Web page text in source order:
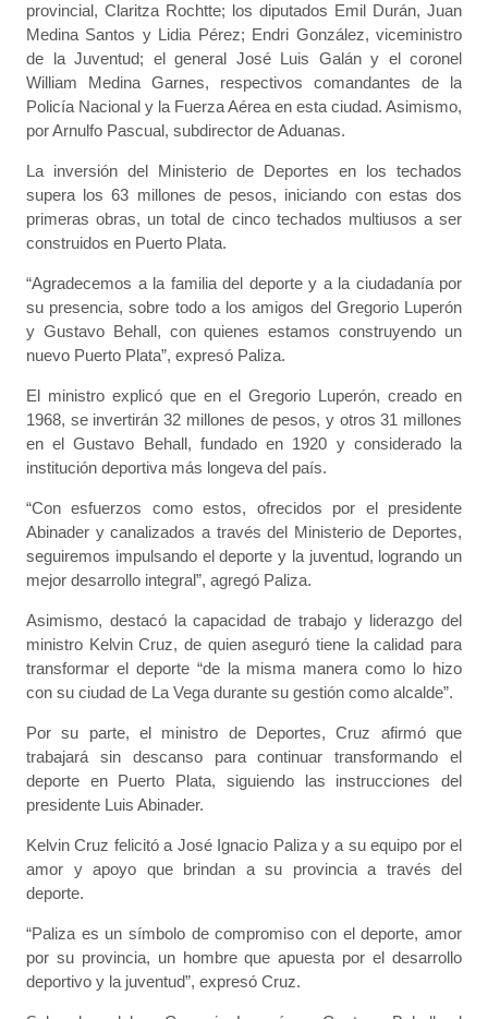
provincial, Claritza Rochtte; los diputados Emil Durán, Juan
Medina Santos y Lidia Pérez; Endri González, viceministro
de la Juventud; el general José Luis Galán y el coronel
William Medina Garnes, respectivos comandantes de la
Policía Nacional y la Fuerza Aérea en esta ciudad. Asimismo,
por Arnulfo Pascual, subdirector de Aduanas.
La inversión del Ministerio de Deportes en los techados
supera los 63 millones de pesos, iniciando con estas dos
primeras obras, un total de cinco techados multiusos a ser
construidos en Puerto Plata.
“Agradecemos a la familia del deporte y a la ciudadanía por
su presencia, sobre todo a los amigos del Gregorio Luperón
y Gustavo Behall, con quienes estamos construyendo un
nuevo Puerto Plata”, expresó Paliza.
El ministro explicó que en el Gregorio Luperón, creado en
1968, se invertirán 32 millones de pesos, y otros 31 millones
en el Gustavo Behall, fundado en 1920 y considerado la
institución deportiva más longeva del país.
“Con esfuerzos como estos, ofrecidos por el presidente
Abinader y canalizados a través del Ministerio de Deportes,
seguiremos impulsando el deporte y la juventud, logrando un
mejor desarrollo integral”, agregó Paliza.
Asimismo, destacó la capacidad de trabajo y liderazgo del
ministro Kelvin Cruz, de quien aseguró tiene la calidad para
transformar el deporte “de la misma manera como lo hizo
con su ciudad de La Vega durante su gestión como alcalde”.
Por su parte, el ministro de Deportes, Cruz afirmó que
trabajará sin descanso para continuar transformando el
deporte en Puerto Plata, siguiendo las instrucciones del
presidente Luis Abinader.
Kelvin Cruz felicitó a José Ignacio Paliza y a su equipo por el
amor y apoyo que brindan a su provincia a través del
deporte.
“Paliza es un símbolo de compromiso con el deporte, amor
por su provincia, un hombre que apuesta por el desarrollo
deportivo y la juventud”, expresó Cruz.